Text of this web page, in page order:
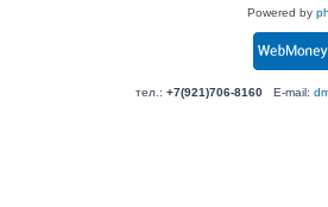
Powered by
тел.: +7(921)706-8160E-mail: